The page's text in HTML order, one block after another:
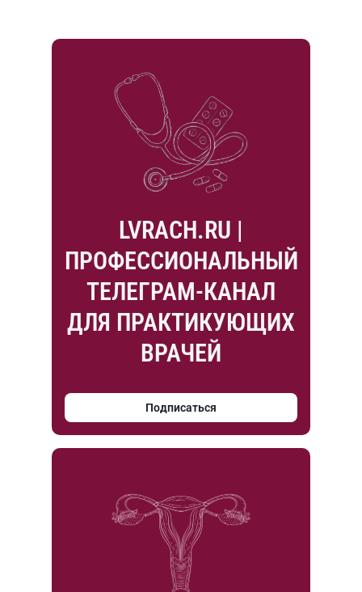
LVRACH.RU |
ПРОФЕССИОНАЛЬНЫЙ
ТЕЛЕГРАМ-КАНАЛ
ДЛЯ ПРАКТИКУЮЩИХ
ВРАЧЕЙ
Подписаться